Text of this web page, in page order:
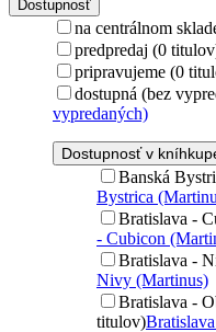
Dostupnosť
na centrálnom
predpredaj (0
pripravujeme (0
dostupná (bez
vypredaných)
Dostupnosť v
Banská
Bystrica
Bratislava -
- Cubicon
Bratislava -
Nivy (Martinus)
Bratislava -
titulov)